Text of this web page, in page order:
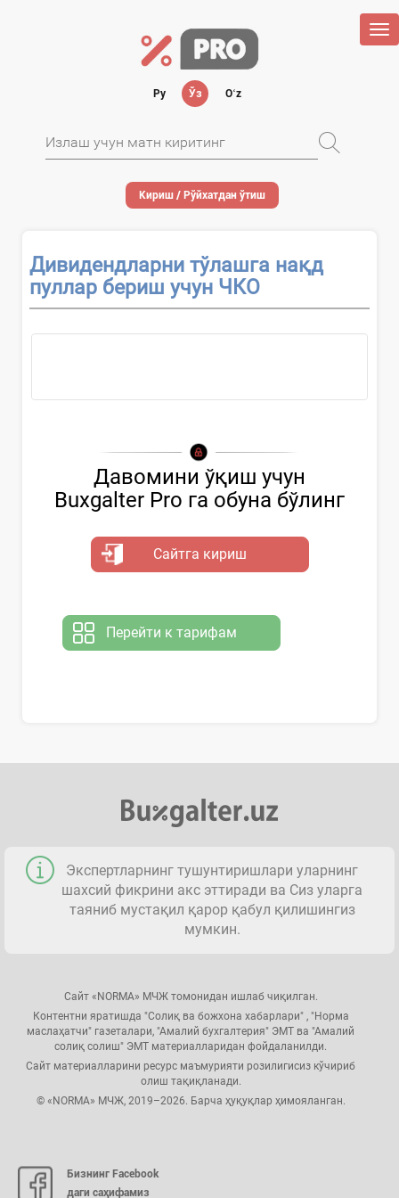
Ру Ўз Oʻz
Кириш / Рўйхатдан ўтиш
Дивидендларни тўлашга нақд
пуллар бериш учун ЧКО
Давомини ўқиш учун
Buxgalter Pro га обуна бўлинг
Сайтга кириш
Перейти к тарифам
Экспертларнинг тушунтиришлари уларнинг
шахсий фикрини акс эттиради ва Сиз уларга
таяниб мустақил қарор қабул қилишингиз
мумкин.
Сайт «NORMA» МЧЖ томонидан ишлаб чиқилган.
Контентни яратишда "Солиқ ва божхона хабарлари" , "Норма
маслаҳатчи" газеталари, "Амалий бухгалтерия" ЭМТ ва "Амалий
солиқ солиш" ЭМТ материалларидан фойдаланилди.
Сайт материалларини ресурс маъмурияти розилигисиз кўчириб
олиш тақиқланади.
© «NORMA» МЧЖ, 2019–2026. Барча ҳуқуқлар ҳимояланган.
Бизнинг Facebook
даги саҳифамиз